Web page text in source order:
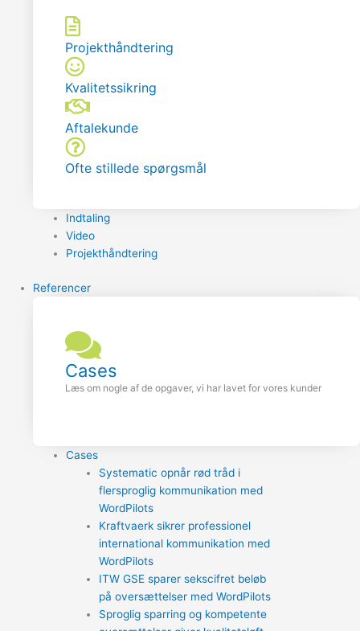
Projekthåndtering
Kvalitetssikring
Aftalekunde
Ofte stillede spørgsmål
Indtaling
Video
Projekthåndtering
Referencer
Cases
Læs om nogle af de opgaver, vi har lavet for vores kunder
Cases
Systematic opnår rød tråd i
flersproglig kommunikation med
WordPilots
Kraftvaerk sikrer professionel
international kommunikation med
WordPilots
ITW GSE sparer sekscifret beløb
på oversættelser med WordPilots
Sproglig sparring og kompetente